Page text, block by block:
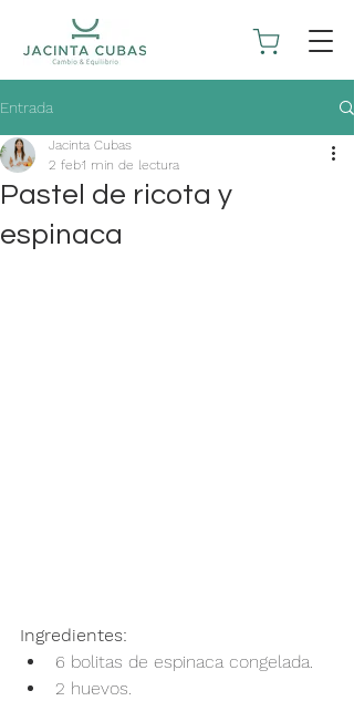
Entrada
Pastel de ricota y
espinaca
Jacinta Cubas
2 feb1 min de lectura
Ingredientes:
6 bolitas de espinaca congelada.
2 huevos.